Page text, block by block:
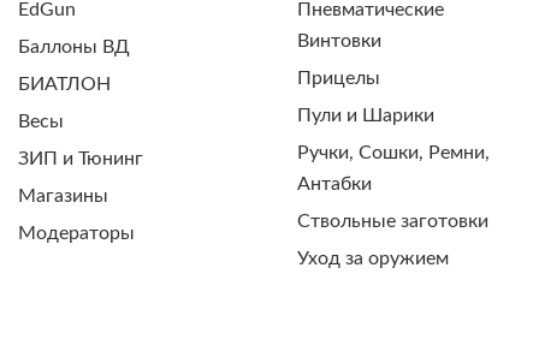
EdGun
Баллоны ВД
БИАТЛОН
Весы
ЗИП и Тюнинг
Магазины
Модераторы
Пневматические
Винтовки
Прицелы
Пули и Шарики
Ручки, Сошки, Ремни,
Антабки
Ствольные заготовки
Уход за оружием